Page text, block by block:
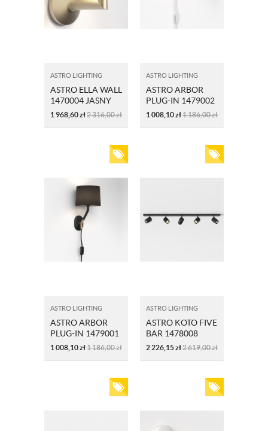
ASTRO LIGHTING
ASTRO ELLA WALL
1470004 JASNY
BRĄZ
1 968,60zł2 316,00zł
ASTRO LIGHTING
ASTRO ARBOR
PLUG-IN 1479002
BIAŁA
1 008,10zł1 186,00zł
ASTRO LIGHTING
ASTRO ARBOR
PLUG-IN 1479001
CZARNA
1 008,10zł1 186,00zł
ASTRO LIGHTING
ASTRO KOTO FIVE
BAR 1478008
2 226,15zł2 619,00zł